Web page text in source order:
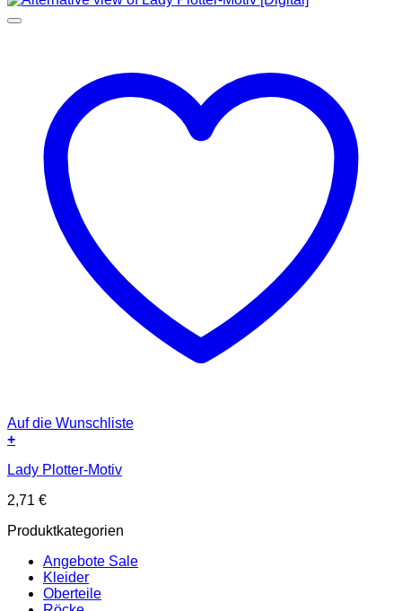
Auf die Wunschliste
+
Lady Plotter-Motiv
2,71 €
Produktkategorien
Angebote Sale
Kleider
Oberteile